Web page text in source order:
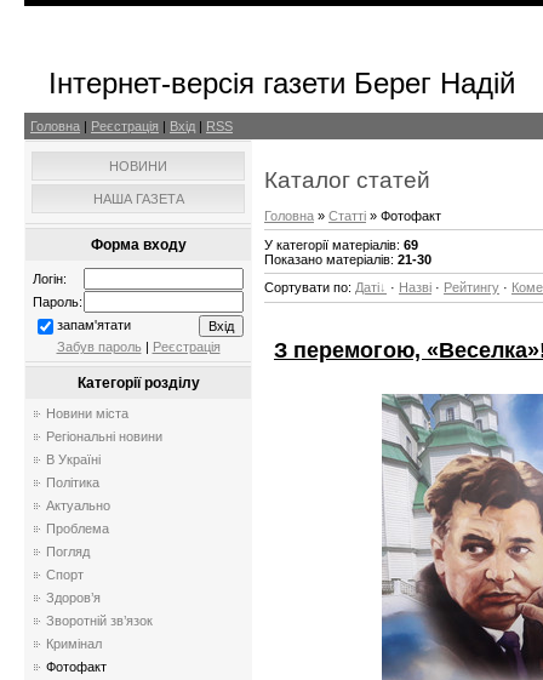
Інтернет-версія газети Берег Надій
Головна | Реєстрація | Вхід | RSS
НОВИНИ
НАША ГАЗЕТА
Форма входу
Логін:
Пароль:
запам'ятати
Забув пароль | Реєстрація
Категорії розділу
Новини міста
Регіональні новини
В Україні
Політика
Актуально
Проблема
Погляд
Спорт
Здоров’я
Зворотній зв’язок
Кримінал
Фотофакт
Каталог статей
Головна » Статті » Фотофакт
У категорії матеріалів: 69
Показано матеріалів: 21-30
Сортувати по: Даті · Назві · Рейтингу ·
З перемогою,